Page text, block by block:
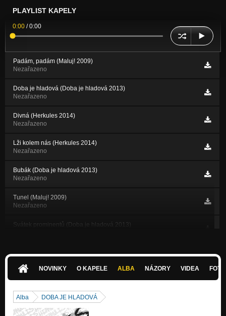
PLAYLIST KAPELY
0:00 /0:00
Padám, padám (Maluj! 2009)
Nezařazeno
Doba je hladová (Doba je hladová 2013)
Nezařazeno
Divná (Herkules 2014)
Nezařazeno
Lži kolem nás (Herkules 2014)
Nezařazeno
Bubák (Doba je hladová 2013)
Nezařazeno
Tunel (Maluj! 2009)
Nezařazeno
Svátek prominentů (Doba je hladová 2013)
Nebe (Doba je hladová 2013)
Opravdový svět (Opravdový svět 2012)
NOVINKY O KAPELE ALBA NÁZORY VIDEA
Alba DOBA JE HLADOVÁ